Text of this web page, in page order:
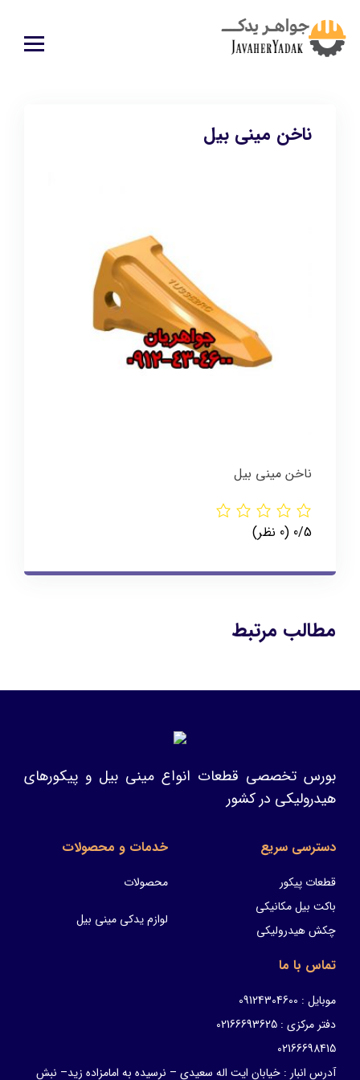
ناخن مینی بیل
ناخن مینی بیل
‫0/5 ‫(0 نظر)
مطالب مرتبط
بورس تخصصی قطعات انواع مینی بیل و پیکورهای
هیدرولیکی در کشور
دسترسی سریع
قطعات پیکور
باکت بیل مکانیکی
چکش هیدرولیکی
خدمات و محصولات
محصولات
لوازم یدکی مینی بیل
تماس با ما
موبایل : 09124304600
دفتر مرکزی : 02166693625
02166698415
آدرس انبار : خیابان ایت اله سعیدی – نرسیده به امامزاده زید– نبش